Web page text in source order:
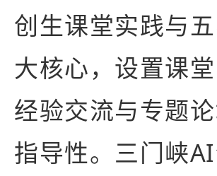
创生课堂实践与
大核心，设置课
经验交流与专题
指导性。三门峡